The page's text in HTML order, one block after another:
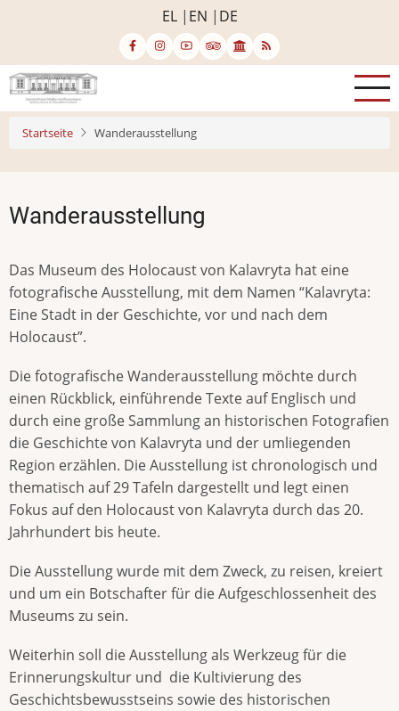
EL EN DE
Startseite Wanderausstellung
Wanderausstellung
Das Museum des Holocaust von Kalavryta hat eine
fotografische Ausstellung, mit dem Namen “Kalavryta:
Eine Stadt in der Geschichte, vor und nach dem
Holocaust”.
Die fotografische Wanderausstellung möchte durch
einen Rückblick, einführende Texte auf Englisch und
durch eine große Sammlung an historischen Fotografien
die Geschichte von Kalavryta und der umliegenden
Region erzählen. Die Ausstellung ist chronologisch und
thematisch auf 29 Tafeln dargestellt und legt einen
Fokus auf den Holocaust von Kalavryta durch das 20.
Jahrhundert bis heute.
Die Ausstellung wurde mit dem Zweck, zu reisen, kreiert
und um ein Botschafter für die Aufgeschlossenheit des
Museums zu sein.
Weiterhin soll die Ausstellung als Werkzeug für die
Erinnerungskultur und die Kultivierung des
Geschichtsbewusstseins sowie des historischen